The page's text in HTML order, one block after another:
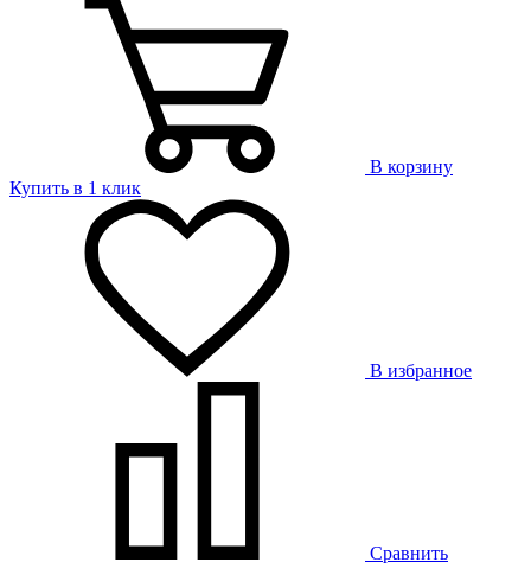
В корзину
Купить в 1 клик
В избранное
Сравнить